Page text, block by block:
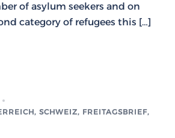
of asylum seekers and on
category of refugees this […]
SCHWEIZ, FREITAGSBRIEF,